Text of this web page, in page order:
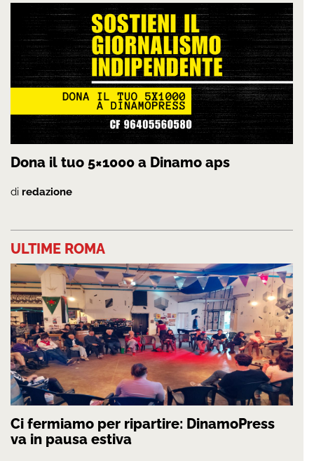
Dona il tuo 5×1000 a Dinamo aps
di redazione
ULTIME ROMA
Ci fermiamo per ripartire: DinamoPress
va in pausa estiva